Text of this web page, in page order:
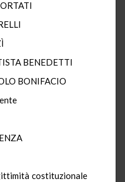
BENEDETTI
BONIFACIO
costituzionale